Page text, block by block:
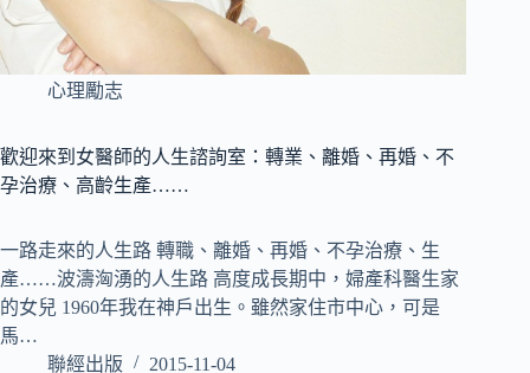
心理勵志
歡迎來到女醫師的人生諮詢室：轉業、離婚、再婚、不
孕治療、高齡生產……
一路走來的人生路 轉職、離婚、再婚、不孕治療、生
產……波濤洶湧的人生路 高度成長期中，婦產科醫生家
的女兒 1960年我在神戶出生。雖然家住市中心，可是
馬…
聯經出版
2015-11-04